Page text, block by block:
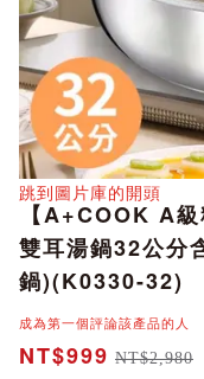
跳到圖片庫的開頭
分享
【A+COOK A
雙耳湯鍋32公分
鍋)(K0330-32)
成為第一個評論該產品的人
NT$999 NT$2,980